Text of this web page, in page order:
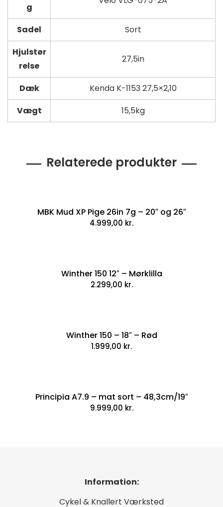
g
Sadel
Sort
Hjulstør
relse
27,5in
Dæk
Kenda K-1153 27,5×2,10
Vægt
15,5kg
Relaterede produkter
MBK Mud XP Pige 26in 7g – 20″ og 26″
4.999,00 kr.
Winther 150 12″ – Mørklilla
2.299,00 kr.
Winther 150 – 18″ – Rød
1.999,00 kr.
Principia A7.9 – mat sort – 48,3cm/19″
9.999,00 kr.
Information:
Cykel & Knallert Værksted